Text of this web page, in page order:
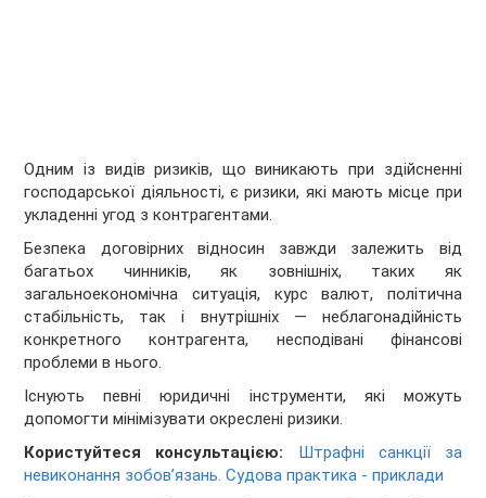
Одним із видів ризиків, що виникають при здійсненні
господарської діяльності, є ризики, які мають місце при
укладенні угод з контрагентами.
Безпека договірних відносин завжди залежить від
багатьох чинників, як зовнішніх, таких як
загальноекономічна ситуація, курс валют, політична
стабільність, так і внутрішніх — неблагонадійність
конкретного контрагента, несподівані фінансові
проблеми в нього.
Існують певні юридичні інструменти, які можуть
допомогти мінімізувати окреслені ризики.
Користуйтеся консультацією:
Штрафні санкції за
невиконання зобов’язань. Судова практика - приклади